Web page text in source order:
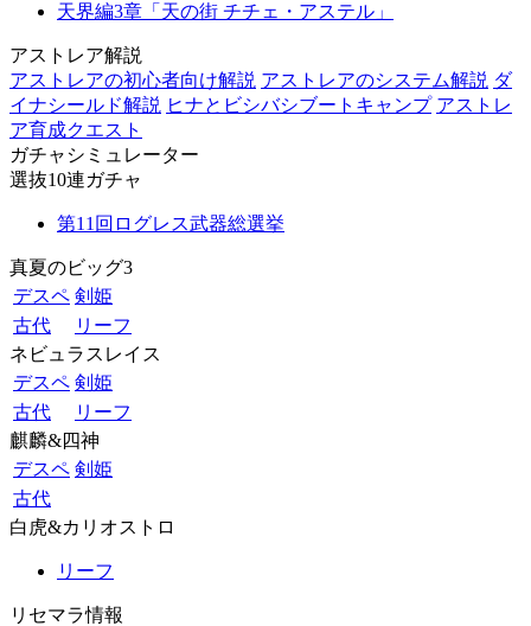
天界編3章「天の街 チチェ・アステル」
アストレア解説
アストレアの初心者向け解説 アストレアのシステム解説 ダ
イナシールド解説 ヒナとビシバシブートキャンプ アストレ
ア育成クエスト
ガチャシミュレーター
選抜10連ガチャ
第11回ログレス武器総選挙
真夏のビッグ3
デスペ 剣姫
古代
リーフ
ネビュラスレイス
デスペ 剣姫
古代
リーフ
麒麟&四神
デスペ 剣姫
古代
白虎&カリオストロ
リーフ
リセマラ情報